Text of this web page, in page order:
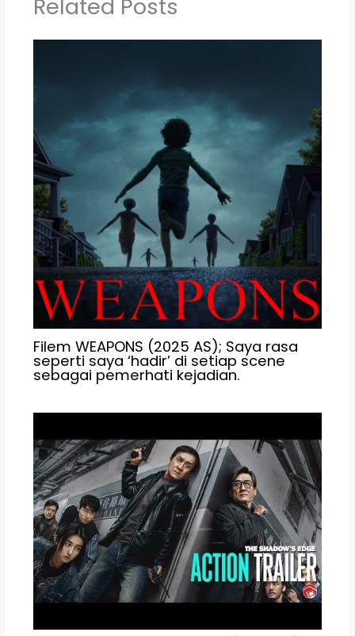
Related Posts
Filem WEAPONS (2025 AS); Saya rasa
seperti saya ‘hadir’ di setiap scene
sebagai pemerhati kejadian.